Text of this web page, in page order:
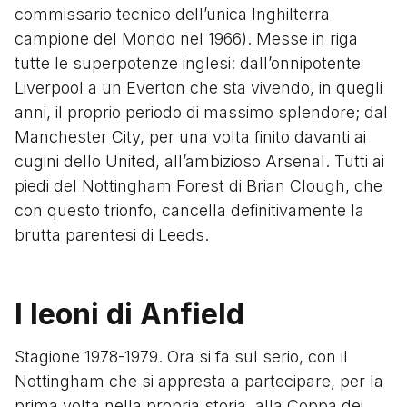
commissario tecnico dell’unica Inghilterra
campione del Mondo nel 1966). Messe in riga
tutte le superpotenze inglesi: dall’onnipotente
Liverpool a un Everton che sta vivendo, in quegli
anni, il proprio periodo di massimo splendore; dal
Manchester City, per una volta finito davanti ai
cugini dello United, all’ambizioso Arsenal. Tutti ai
piedi del Nottingham Forest di Brian Clough, che
con questo trionfo, cancella definitivamente la
brutta parentesi di Leeds.
I leoni di Anfield
Stagione 1978-1979. Ora si fa sul serio, con il
Nottingham che si appresta a partecipare, per la